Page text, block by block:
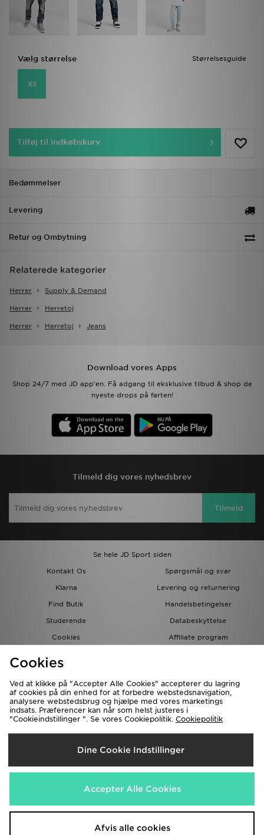
Størrelsesguide
Vælg størrelse
XS
Tilføj til indkøbskurv
Bedømmelser
Levering
Retur og Ombytning
Relaterede kategorier
Herrer Supply & Demand
Herrer Herretoj
Herrer Herretoj Jeans
Download vores Apps
Shop 24/7 med JD app'en. Få adgang til eksklusive tilbud & shop de
nyeste drops på farten!
Tilmeld dig vores nyhedsbrev
Tilmeld
Se hele JD Sport siden
Kontakt Os
Spørgsmål og svar
Klarna
Levering og returnering
Find Butik
Handelsbetingelser
Studerende
Databeskyttelse
Cookies
Affiliate program
Forsendelse Til
Danmark
Vi accepterer de følgende betalingsmetoder
Besøg vores samarbejdspartneres websites
Cookies
Ved at klikke på "Accepter Alle Cookies" accepterer du lagring
af cookies på din enhed for at forbedre webstedsnavigation,
analysere webstedsbrug og hjælpe med vores marketings
indsats. Præferencer kan når som helst justeres i
"Cookieindstillinger ". Se vores Cookiepolitik. Cookiepolitik
Dine Cookie Indstillinger
Accepter Alle Cookies
Afvis alle cookies